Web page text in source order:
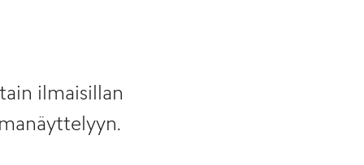
ilmaisillan